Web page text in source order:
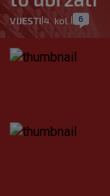
VIJESTI 4. kol. 6